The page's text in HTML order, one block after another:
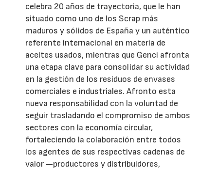
celebra 20 años de trayectoria, que le han
situado como uno de los Scrap más
maduros y sólidos de España y un auténtico
referente internacional en materia de
aceites usados, mientras que Genci afronta
una etapa clave para consolidar su actividad
en la gestión de los residuos de envases
comerciales e industriales. Afronto esta
nueva responsabilidad con la voluntad de
seguir trasladando el compromiso de ambos
sectores con la economía circular,
fortaleciendo la colaboración entre todos
los agentes de sus respectivas cadenas de
valor —productores y distribuidores,